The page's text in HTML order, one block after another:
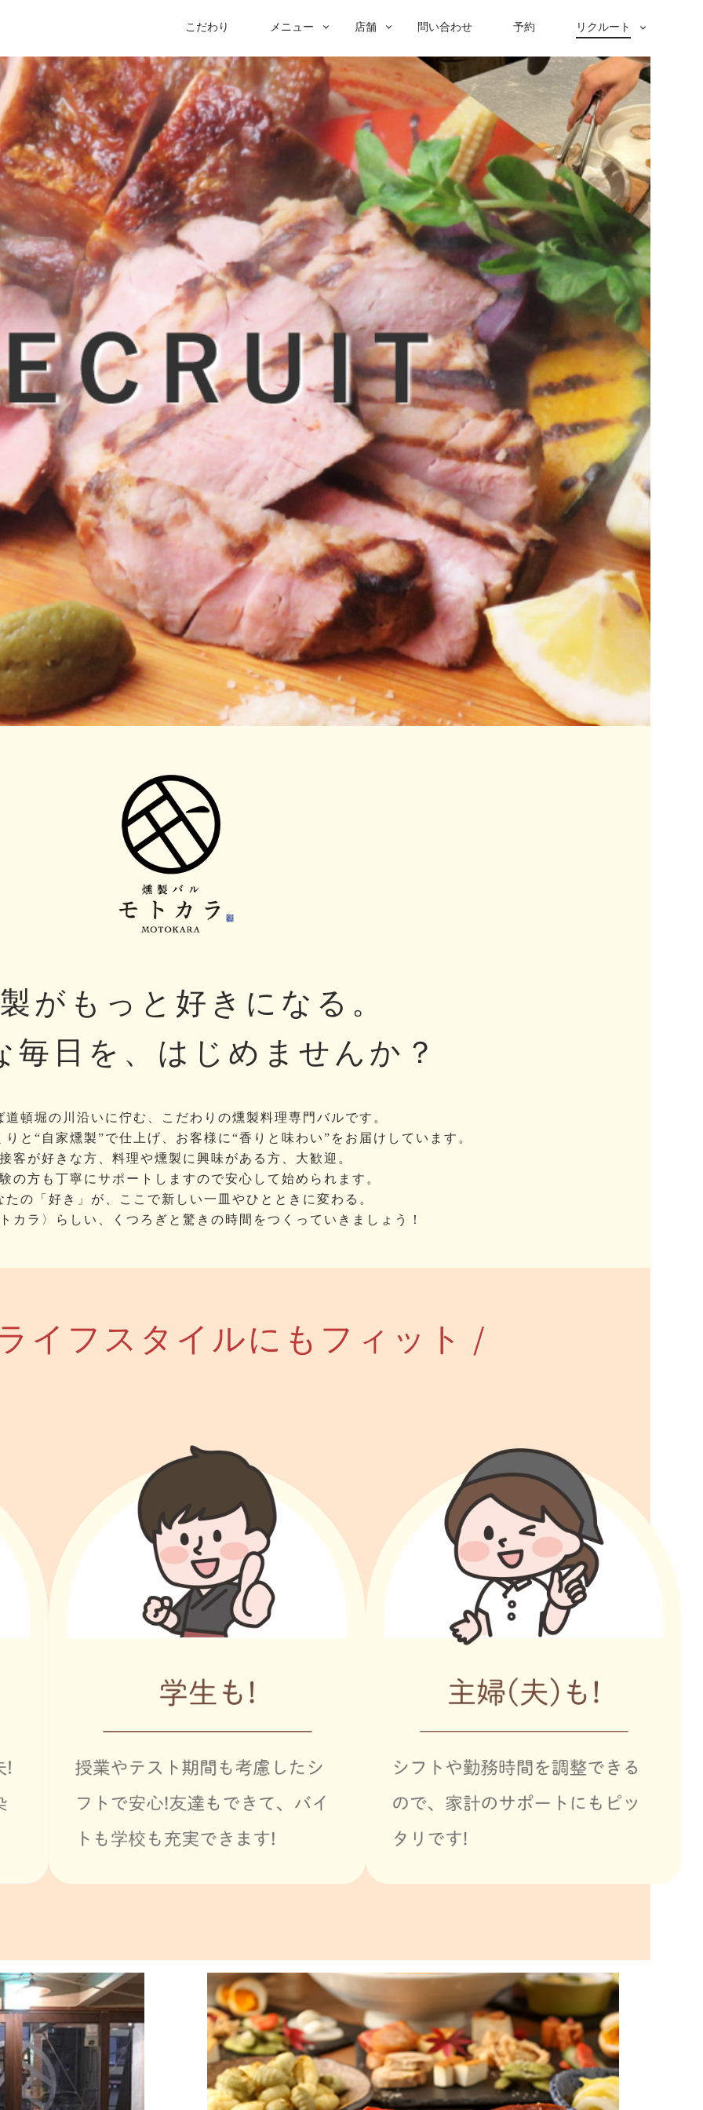
PRIMARY
NAVIGATION
こだわり メニュー 店舗 問い合わせ 予約 リクルート
がもっと好きになる。
毎日を、はじめませんか？
道頓堀の川沿いに佇む、こだわりの燻製料理専門バルです。
と“自家燻製”で仕上げ、お客様に“香りと味わい”をお届けしています。
接客が好きな方、料理や燻製に興味がある方、大歓迎。
の方も丁寧にサポートしますので安心して始められます。
たの「好き」が、ここで新しい一皿やひとときに変わる。
カラ〉らしい、くつろぎと驚きの時間をつくっていきましょう！
イフスタイルにもフィット /